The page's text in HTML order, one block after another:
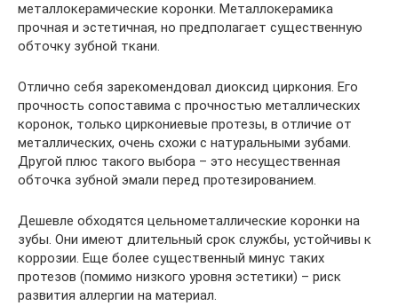
металлокерамические коронки. Металлокерамика
прочная и эстетичная, но предполагает существенную
обточку зубной ткани.
Отлично себя зарекомендовал диоксид циркония. Его
прочность сопоставима с прочностью металлических
коронок, только циркониевые протезы, в отличие от
металлических, очень схожи с натуральными зубами.
Другой плюс такого выбора – это несущественная
обточка зубной эмали перед протезированием.
Дешевле обходятся цельнометаллические коронки на
зубы. Они имеют длительный срок службы, устойчивы к
коррозии. Еще более существенный минус таких
протезов (помимо низкого уровня эстетики) – риск
развития аллергии на материал.